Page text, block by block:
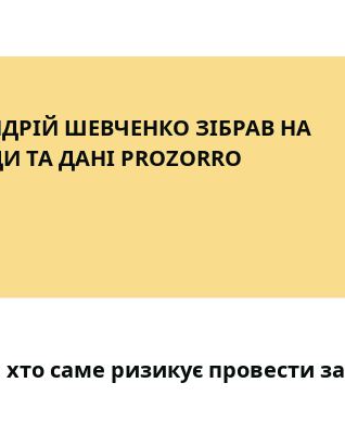
ШЕВЧЕНКО ЗІБРАВ НА
ДАНІ PROZORRO
саме ризикує провести за